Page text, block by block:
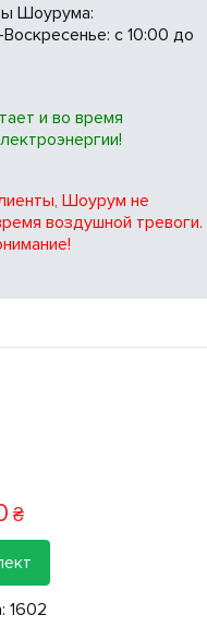
Шоурума:
с 10:00 до
и во время
Шоурум не
воздушной тревоги.
₴
1602